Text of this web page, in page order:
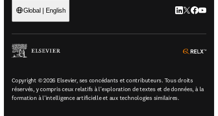
Global | English LinkedIn
Twitter
Copyright © 2026 Elsevier, ses concédants et contributeurs. Tous droits
réservés, y compris ceux relatifs à l'exploration de textes et de données, à la
formation à l'intelligence artificielle et aux technologies similaires.